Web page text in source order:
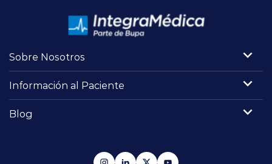
Mi Portal Bupa
Sobre Nosotros
Información al Paciente
Blog